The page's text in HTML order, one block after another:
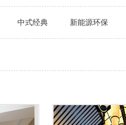
中式经典 新能源环保